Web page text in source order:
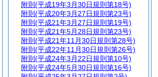
附則 (平成19年3月30日規則第18号)
附則 (平成20年3月27日規則第23号)
附則 (平成21年3月27日規則第19号)
附則 (平成21年5月28日規則第23号)
附則 (平成21年11月30日規則第28号)
附則 (平成22年11月30日規則第26号)
附則 (平成24年3月22日規則第10号)
附則 (平成24年5月30日規則第16号)